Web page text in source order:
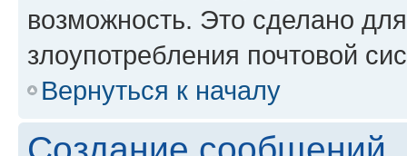
возможность. Это сделано
злоупотребления почтовой
Вернуться к началу